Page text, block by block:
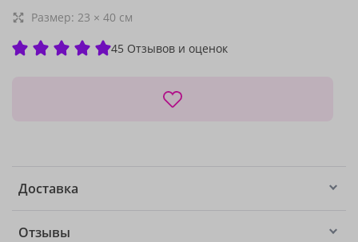
Размер: 23 × 40 см
45 Отзывов и оценок
Доставка
Отзывы